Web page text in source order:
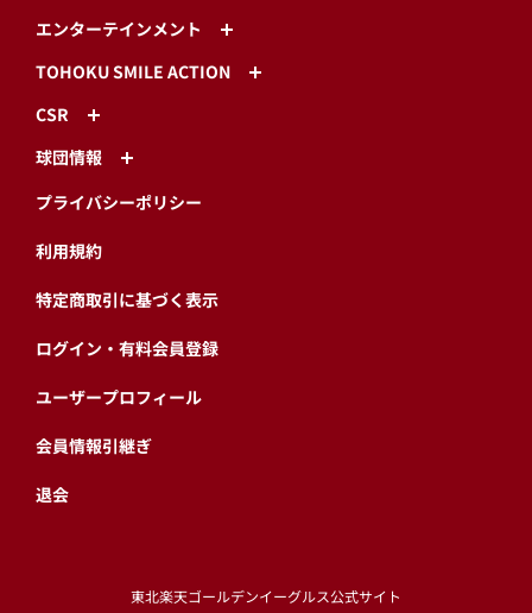
エンターテインメント
TOHOKU SMILE ACTION
CSR
球団情報
プライバシーポリシー
利用規約
特定商取引に基づく表示
ログイン・有料会員登録
ユーザープロフィール
会員情報引継ぎ
退会
東北楽天ゴールデンイーグルス公式サイト